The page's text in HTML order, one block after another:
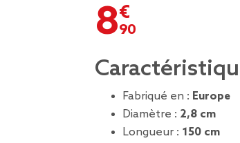
8,90 €
Fabriqué en : Europe
Diamètre : 2,8 cm
Longueur : 150 cm